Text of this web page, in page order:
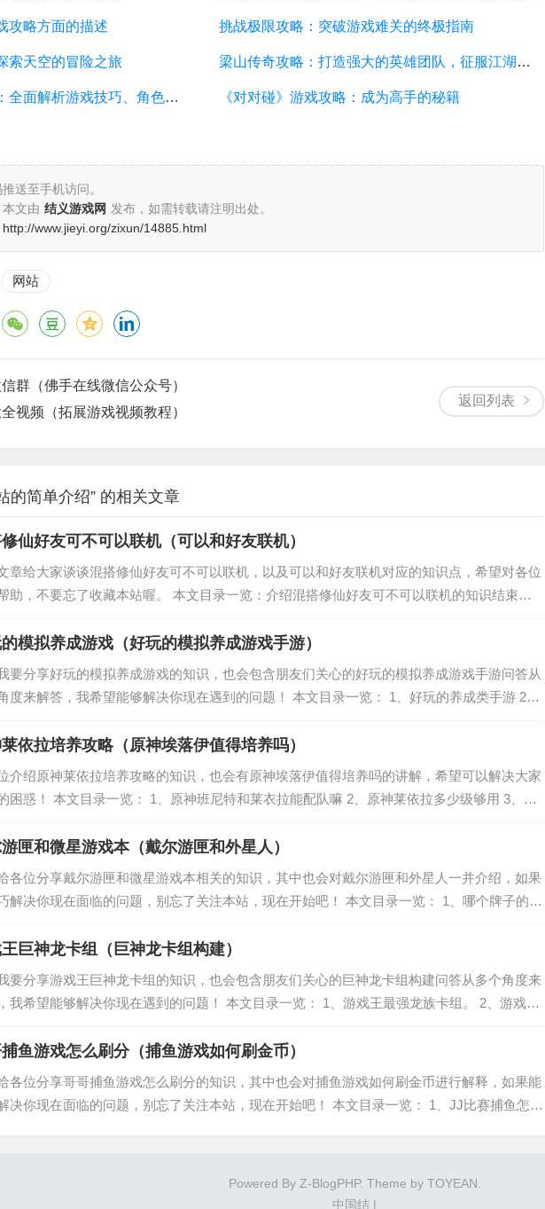
攻略方面的描述 挑战极限攻略：突破游戏难关的终极指南
索天空的冒险之旅 梁山传奇攻略：打造强大的英雄团队，征服江湖的必备指南
武林外传小游戏攻略：全面解析游戏技巧、角色选择和剧情推进 《对对碰》游戏攻略：成为高手的秘籍
送至手机访问。
文由 结义游戏网 发布，如需转载请注明出处。
http://www.jieyi.org/zixun/14885.html
网站
返回列表
群（佛手在线微信公众号）
视频（拓展游戏视频教程）
的简单介绍” 的相关文章
仙好友可不可以联机（可以和好友联机）
章给大家谈谈混搭修仙好友可不可以联机，以及可以和好友联机对应的知识点，希望对各位
助，不要忘了收藏本站喔。 本文目录一览：介绍混搭修仙好友可不可以联机的知识结束，
有深入讨论可以和好友联机的文章供大家查看。...
模拟养成游戏（好玩的模拟养成游戏手游）
要分享好玩的模拟养成游戏的知识，也会包含朋友们关心的好玩的模拟养成游戏手游问答从
度来解答，我希望能够解决你现在遇到的问题！ 本文目录一览： 1、好玩的养成类手游 2、
好玩的养成游戏 3、请问大家有什么好玩的养成游戏 4、十大养成游戏排行榜 5、养成游戏
好的推...
依拉培养攻略（原神埃落伊值得培养吗）
介绍原神莱依拉培养攻略的知识，也会有原神埃落伊值得培养吗的讲解，希望可以解决大家
困惑！ 本文目录一览： 1、原神班尼特和莱衣拉能配队嘛 2、原神莱依拉多少级够用 3、
》莱依拉突破材料一览 莱依拉需要什么突破材料 4、原神稻妻浪船锚点小岛四个雷柱子点亮
么用 5、...
匣和微星游戏本（戴尔游匣和外星人）
各位分享戴尔游匣和微星游戏本相关的知识，其中也会对戴尔游匣和外星人一并介绍，如果
解决你现在面临的问题，别忘了关注本站，现在开始吧！ 本文目录一览： 1、哪个牌子的游
2、我想买个游戏笔记本 微星和外星人哪个好 10000元左右的 3、微星武士GF66,戴尔游匣
个好...
巨神龙卡组（巨神龙卡组构建）
要分享游戏王巨神龙卡组的知识，也会包含朋友们关心的巨神龙卡组构建问答从多个角度来
我希望能够解决你现在遇到的问题！ 本文目录一览： 1、游戏王最强龙族卡组。 2、游戏王
卡组 3、游戏王卡片力量6 求组龙卡组.......求高手帮忙组组.. 要厉害点的. 不要复制~~~~~...
鱼游戏怎么刷分（捕鱼游戏如何刷金币）
各位分享哥哥捕鱼游戏怎么刷分的知识，其中也会对捕鱼游戏如何刷金币进行解释，如果能
决你现在面临的问题，别忘了关注本站，现在开始吧！ 本文目录一览： 1、JJ比赛捕鱼怎么
Powered By Z-BlogPHP. Theme by TOYEAN
中国结 |